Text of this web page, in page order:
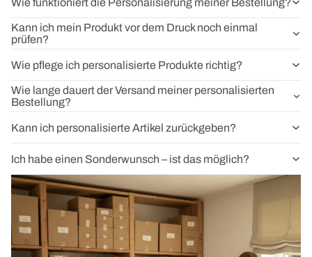
Kann ich mein Produkt vor dem Druck noch einmal
prüfen?
Wie pflege ich personalisierte Produkte richtig?
Wie lange dauert der Versand meiner personalisierten
Bestellung?
Kann ich personalisierte Artikel zurückgeben?
Ich habe einen Sonderwunsch – ist das möglich?